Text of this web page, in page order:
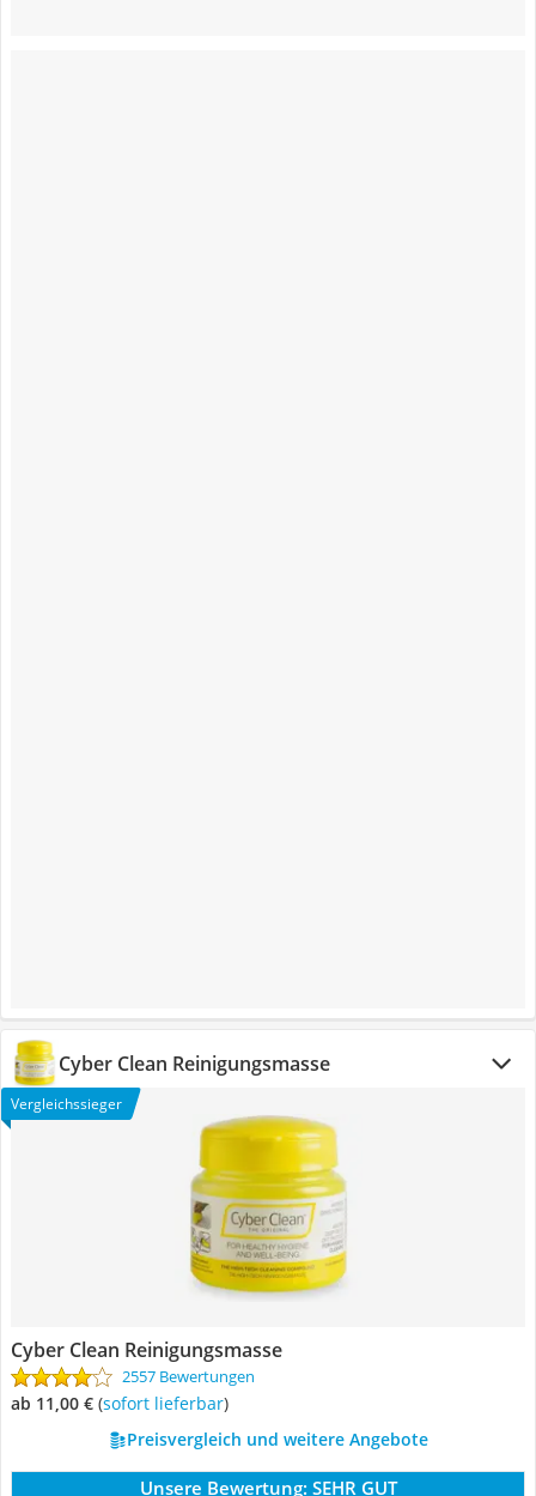
Cyber Clean Reinigungsmasse
Vergleichssieger
Cyber Clean Reinigungsmasse
2557 Bewertungen
ab 11,00 € ( Sofort lieferbar)
Preisvergleich und weitere Angebote
Unsere Bewertung: SEHR GUT